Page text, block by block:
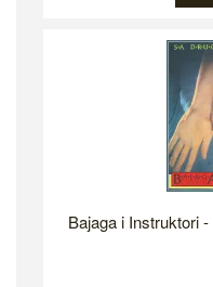
Bajaga i Instruktori